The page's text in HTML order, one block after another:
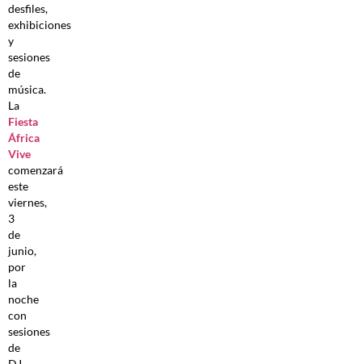
desfiles,
exhibiciones
y
sesiones
de
música.
La
Fiesta
África
Vive
comenzará
este
viernes,
3
de
junio,
por
la
noche
con
sesiones
de